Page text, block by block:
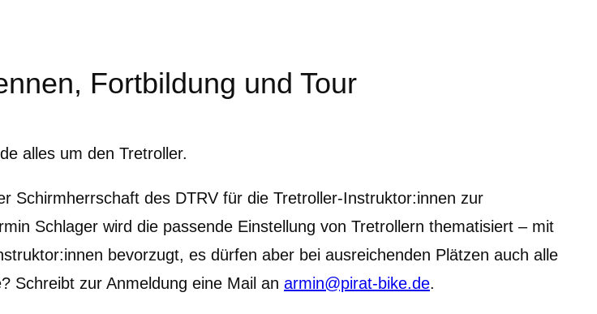
Fortbildung und Tour
alles um den Tretroller.
Schirmherrschaft des DTRV für die Tretroller-Instruktor:innen zur
Schlager wird die passende Einstellung von Tretrollern thematisiert – mit
bevorzugt, es dürfen aber bei ausreichenden Plätzen auch alle
Schreibt zur Anmeldung eine Mail an armin@pirat-bike.de.